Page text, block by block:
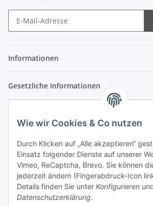
Wie wir Cookies & Co nutzen
Durch Klicken auf „Alle akzeptieren“
Einsatz folgender Dienste auf unserer
Vimeo, ReCaptcha, Brevo. Sie können
jederzeit ändern (Fingerabdruck-Icon
Details finden Sie unter Konfigurieren
Datenschutzerklärung.
Informationen
Gesetzliche Informationen